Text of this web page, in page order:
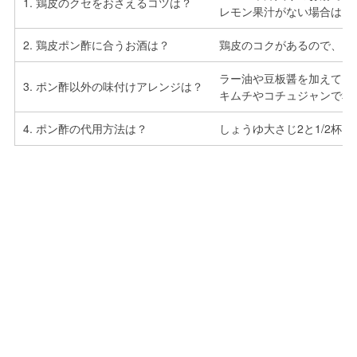
レモン果汁がない場合は
2. 鶏皮ポン酢に合うお酒は？ 鶏皮のコクがあるので、
3. ポン酢以外の味付けアレンジは？
ラー油や豆板醤を加えて
キムチやコチュジャンで和
4. ポン酢の代用方法は？ しょうゆ大さじ2と1/2杯